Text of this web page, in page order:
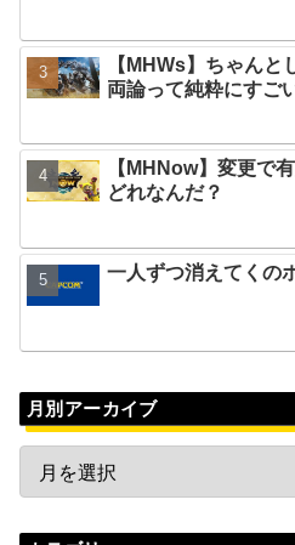
【MHWs】ちゃん
両論って純粋にすご
【MHNow】変更で
どれなんだ？
一人ずつ消えてくの
月別アーカイブ